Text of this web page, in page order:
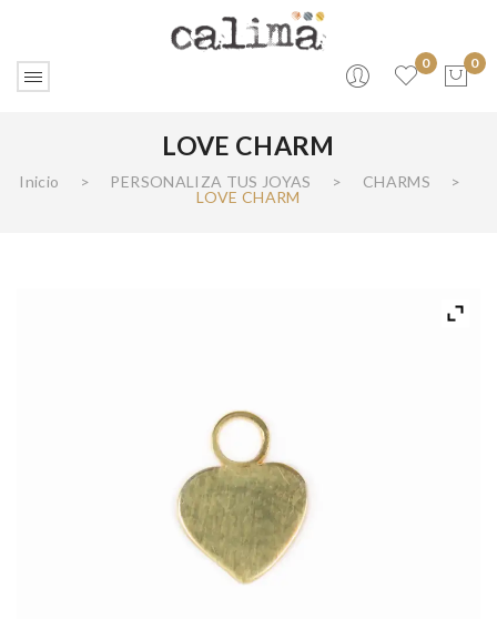
0
No products in the cart.
0
LOVE CHARM
Inicio > PERSONALIZA TUS JOYAS > CHARMS
>
LOVE CHARM